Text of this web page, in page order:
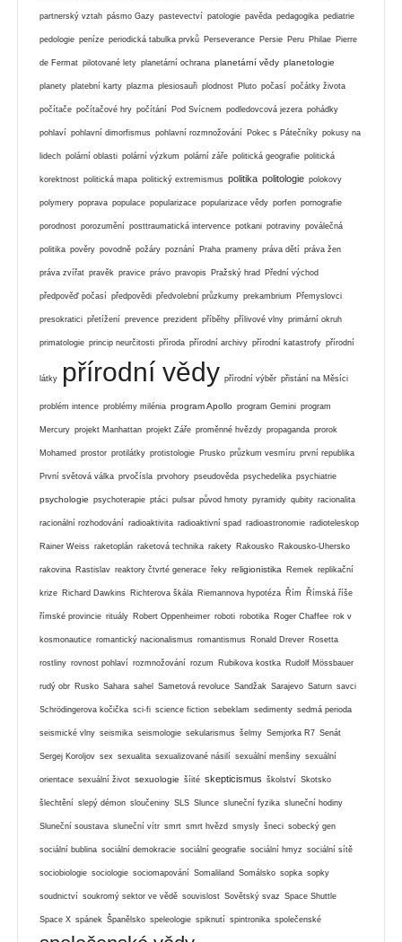
partnerský vztah pásmo Gazy pastevectví patologie pavěda pedagogika pediatrie
pedologie peníze periodická tabulka prvků Perseverance Persie Peru Philae Pierre
de Fermat pilotované lety planetární ochrana planetární vědy planetologie
planety platební karty plazma plesiosauři plodnost Pluto počasí počátky života
počítače počítačové hry počítání Pod Svícnem podledovcová jezera pohádky
pohlaví pohlavní dimorfismus pohlavní rozmnožování Pokec s Pátečníky pokusy na
lidech polární oblasti polární výzkum polární záře politická geografie politická
korektnost politická mapa politický extremismus politika politologie polokovy
polymery poprava populace popularizace popularizace vědy porfen pornografie
porodnost porozumění posttraumatická intervence potkani potraviny poválečná
politika pověry povodně požáry poznání Praha prameny práva dětí práva žen
práva zvířat pravěk pravice právo pravopis Pražský hrad Přední východ
předpověď počasí předpovědi předvolební průzkumy prekambrium Přemyslovci
presokratici přetížení prevence prezident příběhy přílivové vlny primární okruh
primatologie princip neurčitosti příroda přírodní archivy přírodní katastrofy přírodní
látky přírodní vědy přírodní výběr přistání na Měsíci
problém intence problémy milénia program Apollo program Gemini program
Mercury projekt Manhattan projekt Záře proměnné hvězdy propaganda prorok
Mohamed prostor protilátky protistologie Prusko průzkum vesmíru první republika
První světová válka prvočísla prvohory pseudověda psychedelika psychiatrie
psychologie psychoterapie ptáci pulsar původ hmoty pyramidy qubity racionalita
racionální rozhodování radioaktivita radioaktivní spad radioastronomie radioteleskop
Rainer Weiss raketoplán raketová technika rakety Rakousko Rakousko-Uhersko
rakovina Rastislav reaktory čtvrté generace řeky religionistika Remek replikační
krize Richard Dawkins Richterova škála Riemannova hypotéza Řím Římská říše
římské provincie rituály Robert Oppenheimer roboti robotika Roger Chaffee rok v
kosmonautice romantický nacionalismus romantismus Ronald Drever Rosetta
rostliny rovnost pohlaví rozmnožování rozum Rubikova kostka Rudolf Mössbauer
rudý obr Rusko Sahara sahel Sametová revoluce Sandžak Sarajevo Saturn savci
Schrödingerova kočička sci-fi science fiction sebeklam sedimenty sedmá perioda
seismické vlny seismika seismologie sekularismus šelmy Semjorka R7 Senát
Sergej Koroljov sex sexualita sexualizované násilí sexuální menšiny sexuální
orientace sexuální život sexuologie šíité skepticismus školství Skotsko
šlechtění slepý démon sloučeniny SLS Slunce sluneční fyzika sluneční hodiny
Sluneční soustava sluneční vítr smrt smrt hvězd smysly šneci sobecký gen
sociální bublina sociální demokracie sociální geografie sociální hmyz sociální sítě
sociobiologie sociologie sociomapování Somaliland Somálsko sopka sopky
soudnictví soukromý sektor ve vědě souvislost Sovětský svaz Space Shuttle
Space X spánek Španělsko speleologie spiknutí spintronika společenské